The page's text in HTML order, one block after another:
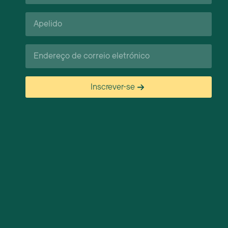
Apelido*
Correio
eletrónico*
Inscrever-se